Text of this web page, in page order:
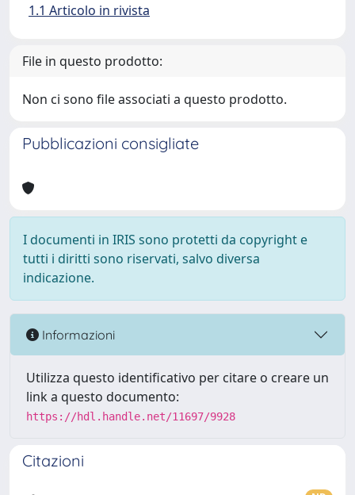
1.1 Articolo in rivista
File in questo prodotto:
Non ci sono file associati a questo prodotto.
Pubblicazioni consigliate
I documenti in IRIS sono protetti da copyright e
tutti i diritti sono riservati, salvo diversa
indicazione.
Informazioni
Utilizza questo identificativo per citare o creare un
link a questo documento:
https://hdl.handle.net/11697/9928
Citazioni